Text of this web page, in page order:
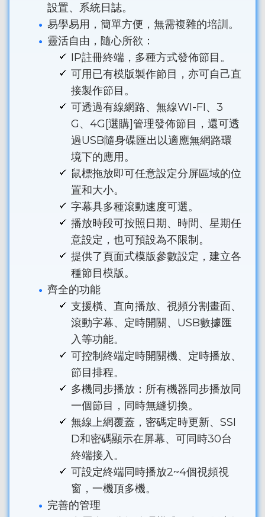
設置、系統日誌。
易學易用，簡單方便，無需複雜的培訓。
靈活自由，隨心所欲：
IP註冊終端，多種方式發佈節目。
可用已有模版製作節目，亦可自己直
接製作節目。
可透過有線網路、無線WI-FI、3
G、4G[選購]管理發佈節目，還可透
過USB隨身碟匯出以適應無網路環
境下的應用。
鼠標拖放即可任意設定分屏區域的位
置和大小。
字幕具多種滾動速度可選。
播放時段可按照日期、時間、星期任
意設定，也可預設為不限制。
提供了頁面式模版參數設定，建立各
種節目模版。
齊全的功能
支援橫、直向播放、視頻分割畫面、
滾動字幕、定時開關、USB數據匯
入等功能。
可控制終端定時開關機、定時播放、
節目排程。
多機同步播放：所有機器同步播放同
一個節目，同時無縫切換。
無線上網覆蓋，密碼定時更新、SSI
D和密碼顯示在屏幕、可同時30台
終端接入。
可設定終端同時播放2~4個視頻視
窗，一機頂多機。
完善的管理